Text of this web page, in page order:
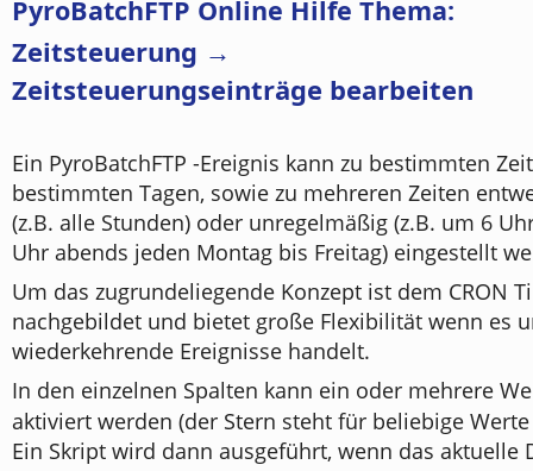
PyroBatchFTP Online Hilfe Thema:
Zeitsteuerung →
Zeitsteuerungseinträge bearbeiten
Ein PyroBatchFTP -Ereignis kann zu bestimmten
bestimmten Tagen, sowie zu mehreren Zeiten
(z.B. alle Stunden) oder unregelmäßig (z.B. um 6
Uhr abends jeden Montag bis Freitag) eingestellt
Um das zugrundeliegende Konzept ist dem CRON
nachgebildet und bietet große Flexibilität wenn es
wiederkehrende Ereignisse handelt.
In den einzelnen Spalten kann ein oder mehrere
aktiviert werden (der Stern steht für beliebige
Ein Skript wird dann ausgeführt, wenn das aktuelle